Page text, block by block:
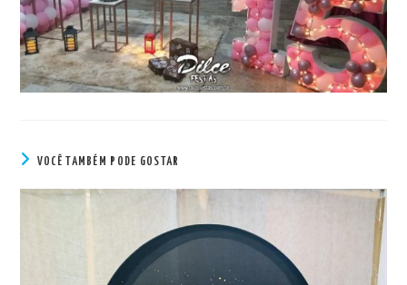
VOCÊ TAMBÉM PODE GOSTAR